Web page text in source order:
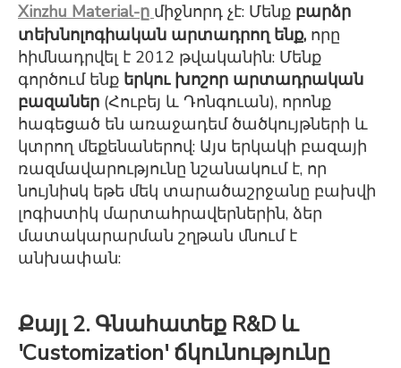
Xinzhu Material-ը միջնորդ չէ: Մենք բարձր
տեխնոլոգիական արտադրող ենք, որը
հիմնադրվել է 2012 թվականին: Մենք
գործում ենք երկու խոշոր արտադրական
բազաներ (Հուբեյ և Դոնգուան), որոնք
հագեցած են առաջադեմ ծածկույթների և
կտրող մեքենաներով: Այս երկակի բազայի
ռազմավարությունը նշանակում է, որ
նույնիսկ եթե մեկ տարածաշրջանը բախվի
լոգիստիկ մարտահրավերներին, ձեր
մատակարարման շղթան մնում է
անխափան:
Քայլ 2. Գնահատեք R&D և
'Customization' ճկունությունը